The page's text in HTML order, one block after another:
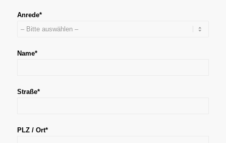
Anrede*
Name*
Bitte lasse dieses Feld leer.
Straße*
PLZ / Ort*